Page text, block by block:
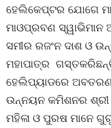
ହେଲିକେପ୍ଟର ଯୋଗେ
ମାଓପ୍ରବଣ ସ୍ୱାଭିମାନ
ସମୀର ରଜଂନ ଦାଶ ଓ
ମହାପାତ୍ର
ହେଲିପ୍ୟାଡରେ
ଉନ୍ନୟନ କମିଶନର ଶ୍ରୀ
ମହିଳା ଓ ପୁରଷ ମାନେ